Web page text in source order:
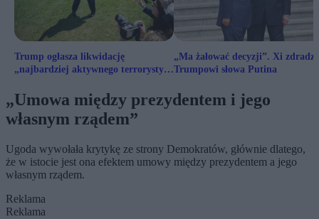
Trump ogłasza likwidację
„najbardziej aktywnego terrorysty”
„Ma żałować decyzji”. Xi
Trumpowi słowa Putina
„Umowa między prezydentem i jego
własnym rządem”
Ugoda wywołała krytykę ze strony Demokratów, głównie dlatego,
że w istocie jest ona efektem umowy między prezydentem a jego
własnym rządem.
Reklama
Reklama